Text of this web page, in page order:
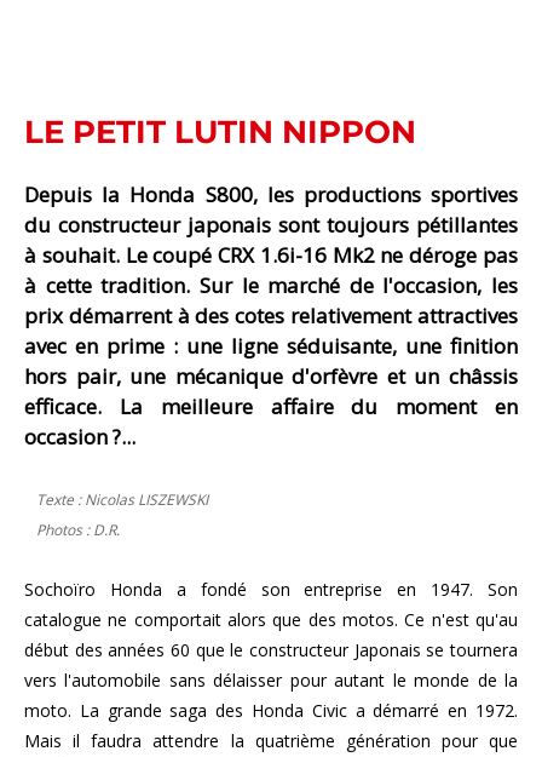
LE PETIT LUTIN NIPPON
Depuis la Honda S800, les productions sportives
du constructeur japonais sont toujours pétillantes
à souhait. Le coupé CRX 1.6i-16 Mk2 ne déroge pas
à cette tradition. Sur le marché de l'occasion, les
prix démarrent à des cotes relativement attractives
avec en prime : une ligne séduisante, une finition
hors pair, une mécanique d'orfèvre et un châssis
efficace. La meilleure affaire du moment en
occasion ?...
Texte : Nicolas LISZEWSKI
Photos : D.R.
Sochoïro Honda a fondé son entreprise en 1947. Son
catalogue ne comportait alors que des motos. Ce n'est qu'au
début des années 60 que le constructeur Japonais se tournera
vers l'automobile sans délaisser pour autant le monde de la
moto. La grande saga des Honda Civic a démarré en 1972.
Mais il faudra attendre la quatrième génération pour que